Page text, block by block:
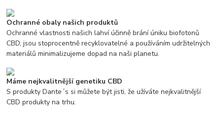
Ochranné obaly našich produktů
Ochranné vlastnosti našich lahví účinně brání úniku biofotonů
CBD, jsou stoprocentně recyklovatelné a používáním udržitelných
materiálů minimalizujeme dopad na naši planetu.
Máme nejkvalitnější genetiku CBD
S produkty Dante´s si můžete být jisti, že užíváte nejkvalitnější
CBD produkty na trhu.